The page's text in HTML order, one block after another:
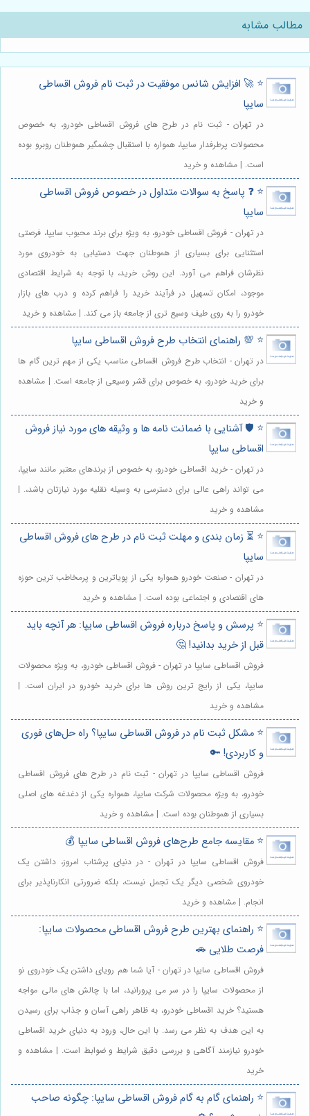
مطالب مشابه
⭐️ 🚀 افزایش شانس موفقیت در ثبت نام فروش اقساطی
سایپا
در تهران - ثبت نام در طرح های فروش اقساطی خودرو، به خصوص
محصولات پرطرفدار سایپا، همواره با استقبال چشمگیر هموطنان روبرو بوده
است. | مشاهده و خرید
⭐️ ❓ پاسخ به سوالات متداول در خصوص فروش اقساطی
سایپا
در تهران - فروش اقساطی خودرو، به ویژه برای برند محبوب سایپا، فرصتی
استثنایی برای بسیاری از هموطنان جهت دستیابی به خودروی مورد
نظرشان فراهم می آورد. این روش خرید، با توجه به شرایط اقتصادی
موجود، امکان تسهیل در فرآیند خرید را فراهم کرده و درب های بازار
خودرو را به روی طیف وسیع تری از جامعه باز می کند. | مشاهده و خرید
⭐️ 💯 راهنمای انتخاب طرح فروش اقساطی سایپا
در تهران - انتخاب طرح فروش اقساطی مناسب یکی از مهم ترین گام ها
برای خرید خودرو، به خصوص برای قشر وسیعی از جامعه است. | مشاهده
و خرید
⭐️ 🛡️ آشنایی با ضمانت نامه ها و وثیقه های مورد نیاز فروش
اقساطی سایپا
در تهران - خرید اقساطی خودرو، به خصوص از برندهای معتبر مانند سایپا،
می تواند راهی عالی برای دسترسی به وسیله نقلیه مورد نیازتان باشد،. |
مشاهده و خرید
⭐️ ⏳ زمان بندی و مهلت ثبت نام در طرح های فروش اقساطی
سایپا
در تهران - صنعت خودرو همواره یکی از پویاترین و پرمخاطب ترین حوزه
های اقتصادی و اجتماعی بوده است. | مشاهده و خرید
⭐️ پرسش و پاسخ درباره فروش اقساطی سایپا: هر آنچه باید
قبل از خرید بدانید! 🤔
فروش اقساطی سایپا در تهران - فروش اقساطی خودرو، به ویژه محصولات
سایپا، یکی از رایج ترین روش ها برای خرید خودرو در ایران است. |
مشاهده و خرید
⭐️ مشکل ثبت نام در فروش اقساطی سایپا؟ راه حل‌های فوری
و کاربردی! 🔑
فروش اقساطی سایپا در تهران - ثبت نام در طرح های فروش اقساطی
خودرو، به ویژه محصولات شرکت سایپا، همواره یکی از دغدغه های اصلی
بسیاری از هموطنان بوده است. | مشاهده و خرید
⭐️ مقایسه جامع طرح‌های فروش اقساطی سایپا 💰
فروش اقساطی سایپا در تهران - در دنیای پرشتاب امروز، داشتن یک
خودروی شخصی دیگر یک تجمل نیست، بلکه ضرورتی انکارناپذیر برای
انجام. | مشاهده و خرید
⭐️ راهنمای بهترین طرح فروش اقساطی محصولات سایپا:
فرصت طلایی 🚗
فروش اقساطی سایپا در تهران - آیا شما هم رویای داشتن یک خودروی نو
از محصولات سایپا را در سر می پرورانید، اما با چالش های مالی مواجه
هستید؟ خرید اقساطی خودرو، به ظاهر راهی آسان و جذاب برای رسیدن
به این هدف به نظر می رسد. با این حال، ورود به دنیای خرید اقساطی
خودرو نیازمند آگاهی و بررسی دقیق شرایط و ضوابط است. | مشاهده و
خرید
⭐️ راهنمای گام به گام فروش اقساطی سایپا: چگونه صاحب